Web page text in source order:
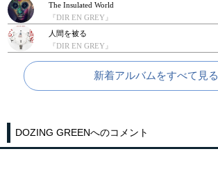
The Insulated World
『DIR EN GREY』
人間を被る
『DIR EN GREY』
新着アルバムをすべて見る
DOZING GREENへのコメント